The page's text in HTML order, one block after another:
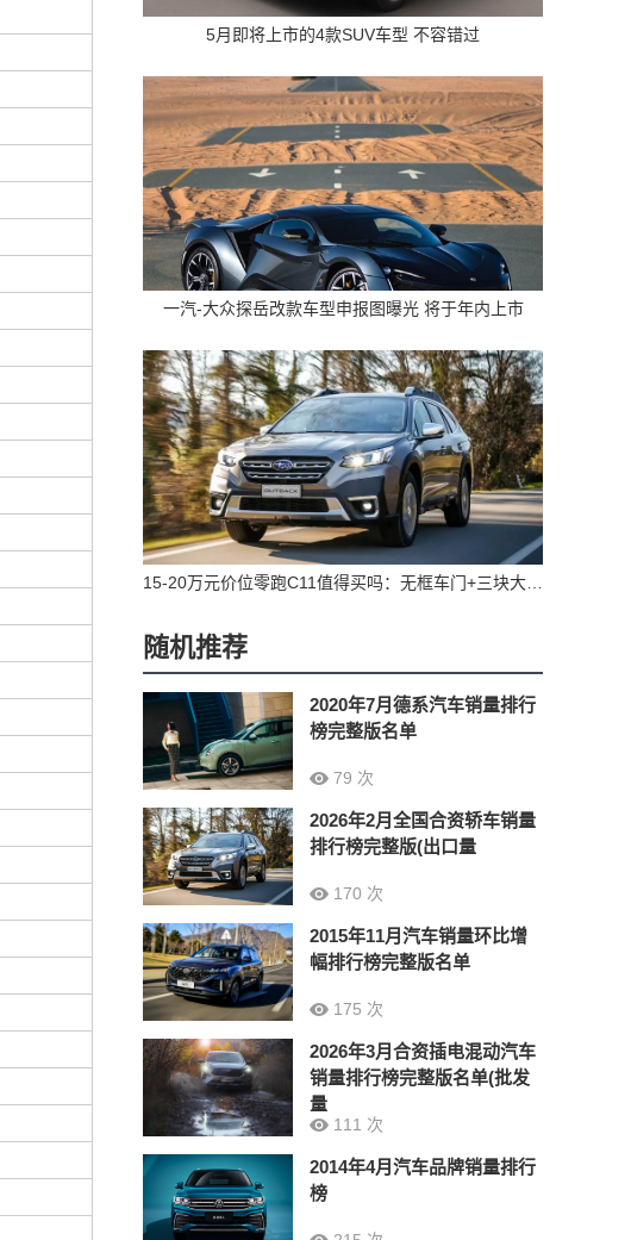
5月即将上市的4款SUV车型 不容错过
一汽-大众探岳改款车型申报图曝光 将于年内上市
随机推荐
2020年7月德系汽车销量排行
榜完整版名单
79 次
2026年2月全国合资轿车销量
排行榜完整版(出口量
170 次
2015年11月汽车销量环比增
幅排行榜完整版名单
175 次
2026年3月合资插电混动汽车
销量排行榜完整版名单(批发
量
111 次
2014年4月汽车品牌销量排行
榜